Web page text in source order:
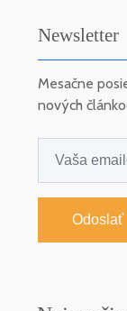
Newsletter
Mesačne
nových
Odoslať